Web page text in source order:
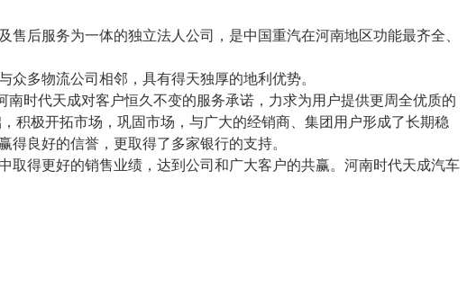
后服务为一体的独立法人公司，是中国重汽在河南地区功能最齐全、
众多物流公司相邻，具有得天独厚的地利优势。
时代天成对客户恒久不变的服务承诺，力求为用户提供更周全优质的
积极开拓市场，巩固市场，与广大的经销商、集团用户形成了长期稳
得良好的信誉，更取得了多家银行的支持。
得更好的销售业绩，达到公司和广大客户的共赢。河南时代天成汽车